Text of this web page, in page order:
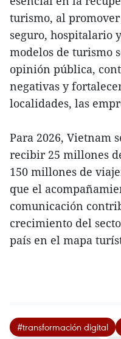
turismo, al
seguro, hospitalario
modelos de turismo
opinión pública,
negativas y
localidades, las
Para 2026, Vietnam
recibir 25 millones
150 millones de
que el
comunicación
crecimiento del
país en el mapa
#transformación digital